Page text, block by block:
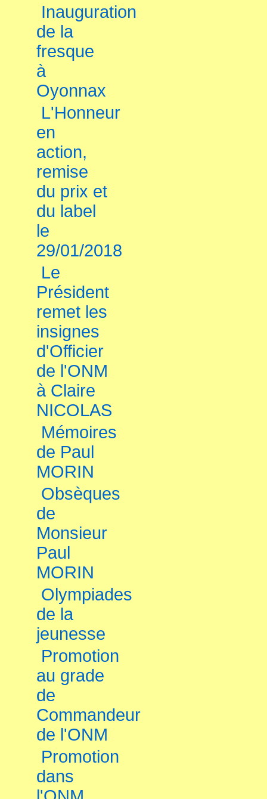
Inauguration
de la
fresque
à
Oyonnax
L'Honneur
en
action,
remise
du prix et
du label
le
29/01/2018
Le
Président
remet les
insignes
d'Officier
de l'ONM
à Claire
NICOLAS
Mémoires
de Paul
MORIN
Obsèques
de
Monsieur
Paul
MORIN
Olympiades
de la
jeunesse
Promotion
au grade
de
Commandeur
de l'ONM
Promotion
dans